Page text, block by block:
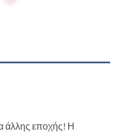
άλλης εποχής! Η